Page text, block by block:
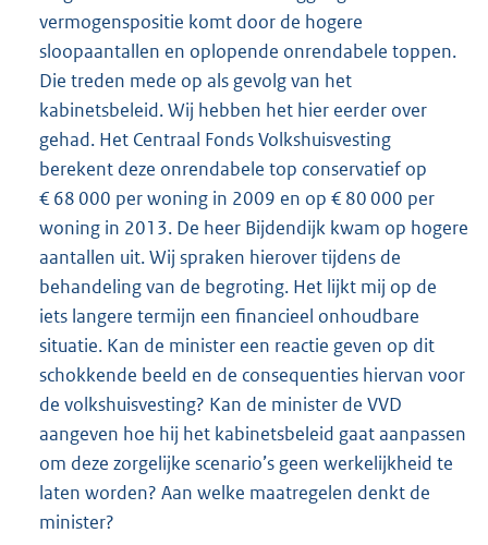
vermogenspositie komt door de hogere
sloopaantallen en oplopende onrendabele toppen.
Die treden mede op als gevolg van het
kabinetsbeleid. Wij hebben het hier eerder over
gehad. Het Centraal Fonds Volkshuisvesting
berekent deze onrendabele top conservatief op
€ 68 000 per woning in 2009 en op € 80 000 per
woning in 2013. De heer Bijdendijk kwam op hogere
aantallen uit. Wij spraken hierover tijdens de
behandeling van de begroting. Het lijkt mij op de
iets langere termijn een financieel onhoudbare
situatie. Kan de minister een reactie geven op dit
schokkende beeld en de consequenties hiervan voor
de volkshuisvesting? Kan de minister de VVD
aangeven hoe hij het kabinetsbeleid gaat aanpassen
om deze zorgelijke scenario’s geen werkelijkheid te
laten worden? Aan welke maatregelen denkt de
minister?